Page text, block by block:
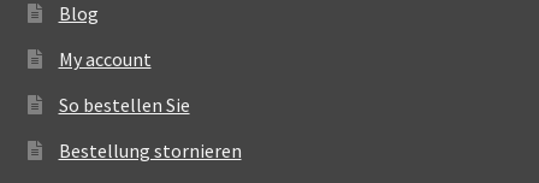
Blog
My account
So bestellen Sie
Bestellung stornieren